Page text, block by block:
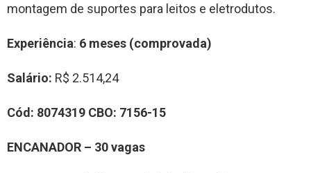
montagem de suportes para leitos e eletrodutos.
Experiência: 6 meses (comprovada)
Salário: R$ 2.514,24
Cód: 8074319 CBO: 7156-15
ENCANADOR – 30 vagas